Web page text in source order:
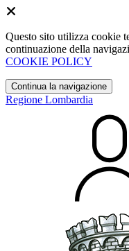
Questo sito utilizza cookie
continuazione della
COOKIE POLICY
Continua la navigazione
Regione Lombardia